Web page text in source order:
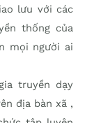
lưu với các
thống của
mọi người ai
truyền dạy
địa bàn xã ,